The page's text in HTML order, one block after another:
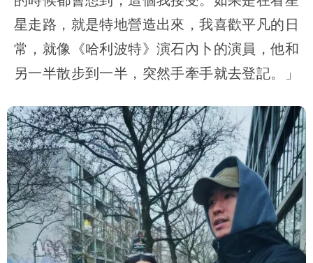
星走路，就是特地營造出來，我喜歡平凡的日
常，就像《哈利波特》演石內卜的演員，他和
另一半散步到一半，突然手牽手就去登記。」